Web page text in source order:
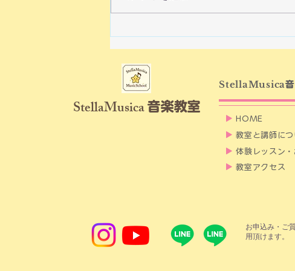
練習したの？
​StellaMusica 音楽教室
StellaMusica
▶ HOME
▶教室と講師につ
▶体験レッスン
▶教室アクセス
お申込み・ご
用頂けます。